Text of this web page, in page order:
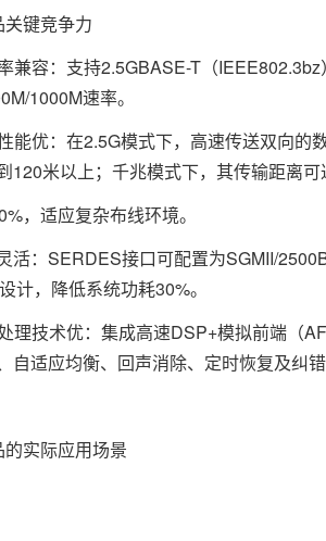
键竞争力
兼容：支持2.5GBASE-T（
1000M速率。
能优：在2.5G模式下，高速传送双向的
120米以上；千兆模式下，其传输距离
，适应复杂布线环境。
活：SERDES接口可配置为SGMII/
计，降低系统功耗30%。
理技术优：集成高速DSP+模拟前端（
自适应均衡、回声消除、定时恢复及纠
实际应用场景